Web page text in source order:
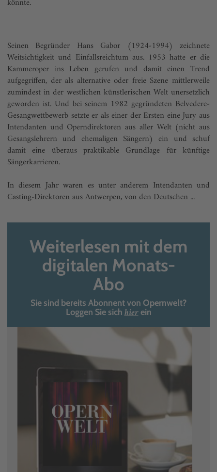
könnte.
Seinen Begründer Hans Gabor (1924-1994) zeichnete
Weitsichtigkeit und Einfallsreichtum aus. 1953 hatte er die
Kammeroper ins Leben gerufen und damit einen Trend
aufgegriffen, der als alternative oder freie Szene mittlerweile
zumindest in der westlichen künstlerischen Welt unersetzlich
geworden ist. Und bei seinem 1982 gegründeten Belvedere-
Gesangwettbewerb setzte er als einer der Ersten eine Jury aus
Intendanten und Operndirektoren aus aller Welt (nicht aus
Gesangslehrern und ehemaligen Sängern) ein und schuf
damit eine überaus praktikable Grundlage für künftige
Sängerkarrieren.
In diesem Jahr waren es unter anderem Intendanten und
Casting-Direktoren aus Antwerpen, von den Deutschen ...
Weiterlesen mit dem
digitalen Monats-
Abo
Sie sind bereits Abonnent von Opernwelt?
Loggen Sie sich hierein